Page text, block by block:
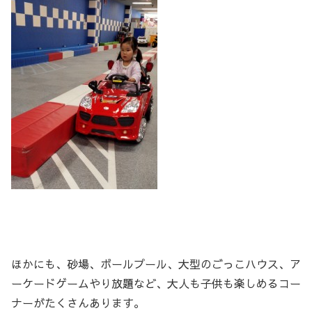
ほかにも、砂場、ボールプール、大型のごっこハウス、ア
ーケードゲームやり放題など、大人も子供も楽しめるコー
ナーがたくさんあります。